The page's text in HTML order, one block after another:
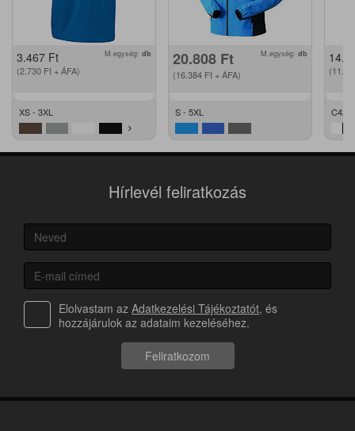
3.467 Ft
(2.730 Ft + ÁFA)
M.egység: db
XS - 3XL
20.808 Ft
(16.384 Ft + ÁFA)
M.egység: db
S - 5XL C42 -
Hírlevél feliratkozás
Elolvastam az Adatkezelési Tájékoztatót, és
hozzájárulok az adataim kezeléséhez.
Feliratkozom